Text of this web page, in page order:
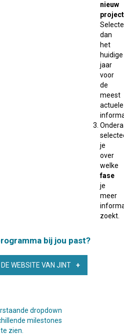
nieuw
project
dan
het
huidige
jaar
voor
de
meest
actuele
je
over
welke
fase
je
meer
zoekt.
bij jou past?
WEBSITE VAN JINT
dropdown
milestones
te zien.